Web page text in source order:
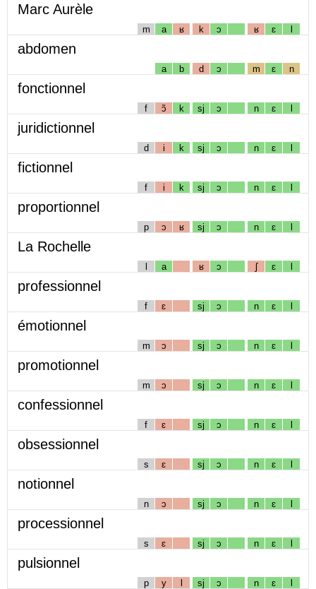
Marc Aurèle
m a ʁ k ɔ ʁ ɛ l
abdomen
a b d ɔ m ɛ n
fonctionnel
f ɔ̃ k sj ɔ n ɛ l
juridictionnel
d i k sj ɔ n ɛ l
fictionnel
f i k sj ɔ n ɛ l
proportionnel
p ɔ ʁ sj ɔ n ɛ l
La Rochelle
l a ʁ ɔ ʃ ɛ l
professionnel
f ɛ sj ɔ n ɛ l
émotionnel
m ɔ sj ɔ n ɛ l
promotionnel
m ɔ sj ɔ n ɛ l
confessionnel
f ɛ sj ɔ n ɛ l
obsessionnel
s ɛ sj ɔ n ɛ l
notionnel
n ɔ sj ɔ n ɛ l
processionnel
s ɛ sj ɔ n ɛ l
pulsionnel
p y l sj ɔ n ɛ l